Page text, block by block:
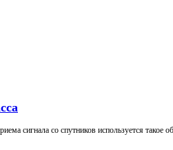
сигнала со спутников используется такое